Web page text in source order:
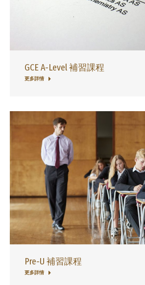
GCE A-Level 補習課程
更多詳情
Pre-U 補習課程
更多詳情